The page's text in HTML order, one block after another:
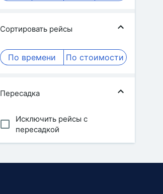
Сортировать рейсы
По времени По стоимости
Пересадка
Исключить рейсы с
пересадкой